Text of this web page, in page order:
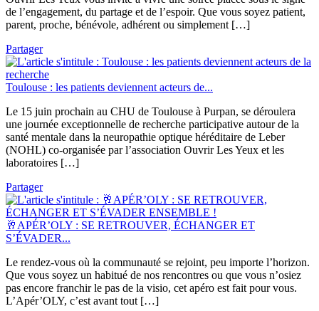
de l’engagement, du partage et de l’espoir. Que vous soyez patient,
parent, proche, bénévole, adhérent ou simplement […]
Partager
Toulouse : les patients deviennent acteurs de...
Le 15 juin prochain au CHU de Toulouse à Purpan, se déroulera
une journée exceptionnelle de recherche participative autour de la
santé mentale dans la neuropathie optique héréditaire de Leber
(NOHL) co-organisée par l’association Ouvrir Les Yeux et les
laboratoires […]
Partager
🥂APÉR’OLY : SE RETROUVER, ÉCHANGER ET
S’ÉVADER...
Le rendez-vous où la communauté se rejoint, peu importe l’horizon.
Que vous soyez un habitué de nos rencontres ou que vous n’osiez
pas encore franchir le pas de la visio, cet apéro est fait pour vous.
L’Apér’OLY, c’est avant tout […]